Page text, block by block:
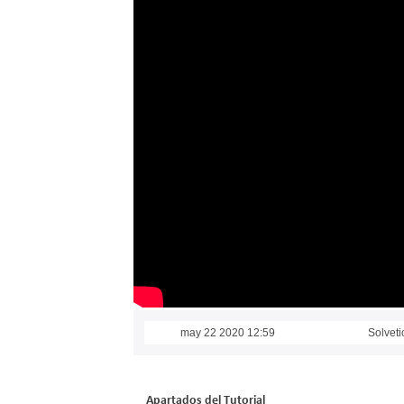
may 22 2020 12:59
Apartados del Tutorial